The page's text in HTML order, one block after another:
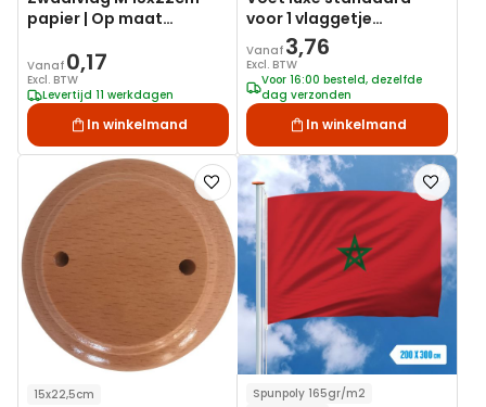
papier | Op maat
Vanaf 0,17
Excl. BTW
Levertijd 11 werkdagen
In winkelmand
voor 1 vlaggetje
15x22,5cm
Vanaf 3,76
Excl. BTW
Voor 16:00 besteld, dezelfde
dag verzonden
In winkelmand
Voeg
toe
aan
verlanglijst
15x22,5cm
Voeg
toe
aan
Spunpoly 165gr/m2